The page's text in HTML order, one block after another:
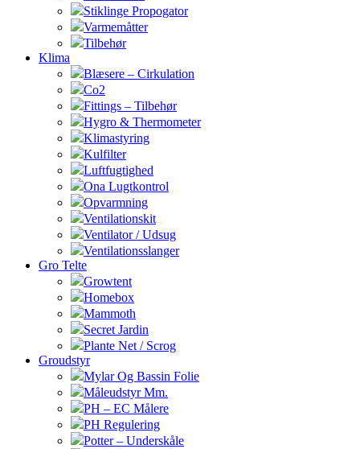
Stiklinge Propogator
Varmemåtter
Tilbehør
Klima
Blæsere – Cirkulation
Co2
Fittings – Tilbehør
Hygro & Thermometer
Klimastyring
Kulfilter
Luftfugtighed
Ona Lugtkontrol
Opvarmning
Ventilationskit
Ventilator / Udsug
Ventilationsslanger
Gro Telte
Growtent
Homebox
Mammoth
Secret Jardin
Plante Net / Scrog
Groudstyr
Mylar Og Bassin Folie
Måleudstyr Mm.
PH – EC Målere
PH Regulering
Potter – Underskåle